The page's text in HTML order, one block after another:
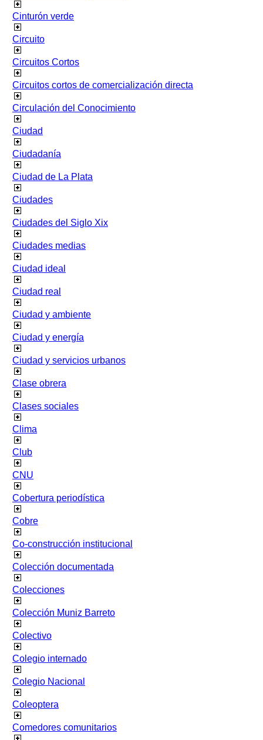
Cinturón verde
Circuito
Circuitos Cortos
Circuitos cortos de comercialización directa
Circulación del Conocimiento
Ciudad
Ciudadanía
Ciudad de La Plata
Ciudades
Ciudades del Siglo Xix
Ciudades medias
Ciudad ideal
Ciudad real
Ciudad y ambiente
Ciudad y energía
Ciudad y servicios urbanos
Clase obrera
Clases sociales
Clima
Club
CNU
Cobertura periodística
Cobre
Co-construcción institucional
Colección documentada
Colecciones
Colección Muniz Barreto
Colectivo
Colegio internado
Colegio Nacional
Coleoptera
Comedores comunitarios